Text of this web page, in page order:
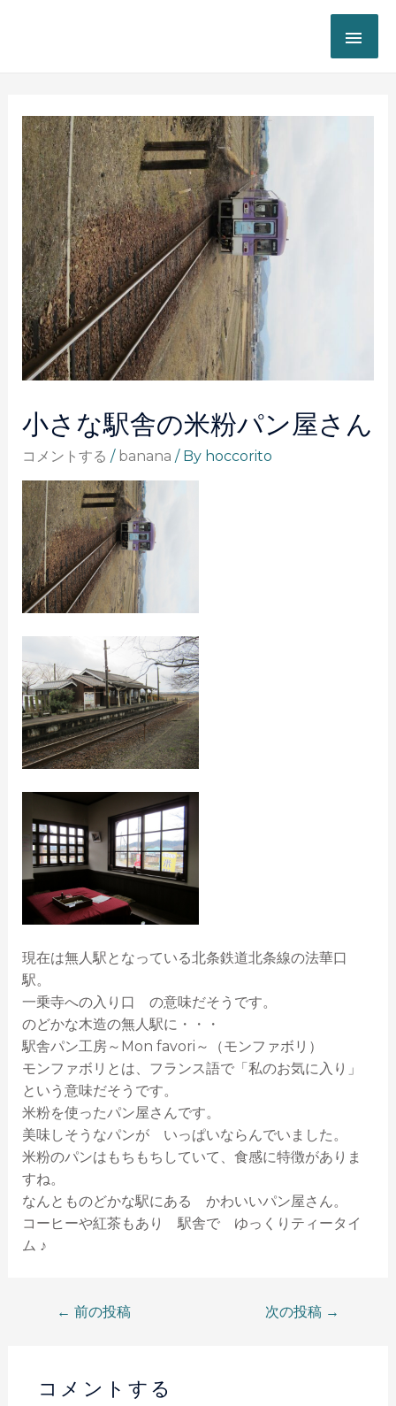
小さな駅舎の米粉パン屋さん
コメントする / banana / By hoccorito
現在は無人駅となっている北条鉄道北条線の法華口
駅。
一乗寺への入り口 の意味だそうです。
のどかな木造の無人駅に・・・
駅舎パン工房～Mon favori～（モンファボリ）
モンファボリとは、フランス語で「私のお気に入り」
という意味だそうです。
米粉を使ったパン屋さんです。
美味しそうなパンが いっぱいならんでいました。
米粉のパンはもちもちしていて、食感に特徴がありま
すね。
なんとものどかな駅にある かわいいパン屋さん。
コーヒーや紅茶もあり 駅舎で ゆっくりティータイ
ム ♪
← 前の投稿 次の投稿 →
コメントする